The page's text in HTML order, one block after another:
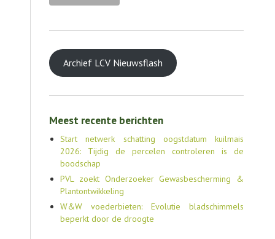
Archief LCV Nieuwsflash
Meest recente berichten
Start netwerk schatting oogstdatum kuilmais
2026: Tijdig de percelen controleren is de
boodschap
PVL zoekt Onderzoeker Gewasbescherming &
Plantontwikkeling
W&W voederbieten: Evolutie bladschimmels
beperkt door de droogte